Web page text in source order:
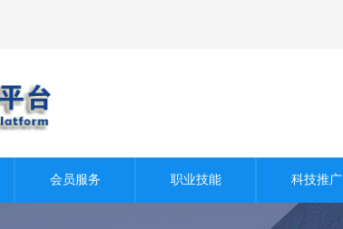
会员服务 职业技能 科技推广